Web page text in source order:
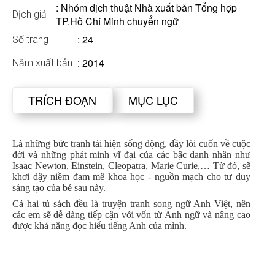
Dịch giả
: Nhóm dịch thuật Nhà xuất bản Tổng hợp
TP.Hồ Chí Minh chuyển ngữ
Số trang : 24
Năm xuất bản : 2014
TRÍCH ĐOẠN MỤC LỤC
Là những bức tranh tái hiện sống động, đầy lôi cuốn về cuộc
đời và những phát minh vĩ đại của các bậc danh nhân như
Isaac Newton, Einstein, Cleopatra, Marie Curie,… Từ đó, sẽ
khơi dậy niềm đam mê khoa học - nguồn mạch cho tư duy
sáng tạo của bé sau này.
Cả hai tủ sách đều là truyện tranh song ngữ Anh Việt, nên
các em sẽ dễ dàng tiếp cận với vốn từ Anh ngữ và nâng cao
được khả năng đọc hiểu tiếng Anh của mình.